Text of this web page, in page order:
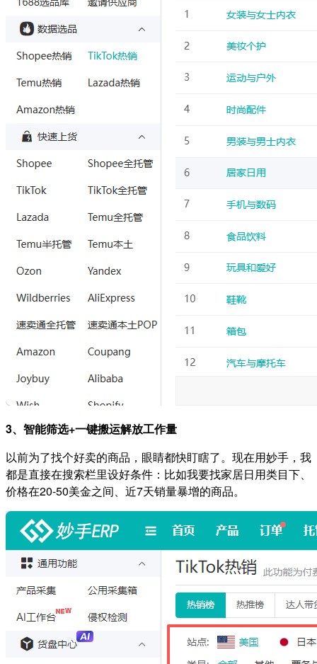
3、智能筛选+一键搬运解放工作量
以前为了找个好卖的商品，眼睛都快盯瞎了。现在用妙手，我
都是直接在搜索栏里设好条件：比如我要找家居日用类目下、
价格在20-50美金之间、近7天销量暴增的商品。